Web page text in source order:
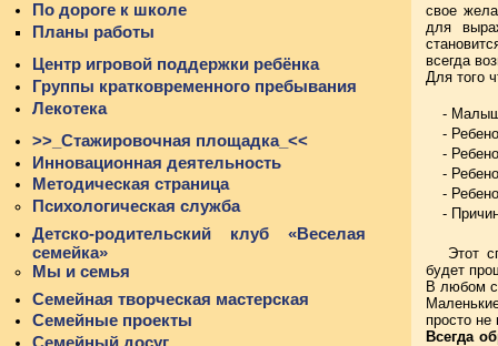
По дороге к школе
Планы работы
Центр игровой поддержки ребёнка
Группы кратковременного пребывания
Лекотека
>>_Стажировочная площадка_<<
Инновационная деятельность
Методическая страница
Психологическая служба
Детско-родительский клуб «Веселая
семейка»
Мы и семья
Семейная творческая мастерская
Семейные проекты
Семейный досуг
свое
для
всегда
Для того
- Малыш
-
-
-
-
-
Этот
будет
В любом
просто не
Всегда